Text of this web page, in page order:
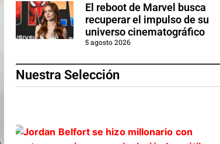
El reboot de Marvel busca
recuperar el impulso de su
universo cinematográfico
5 agosto 2026
Nuestra Selección